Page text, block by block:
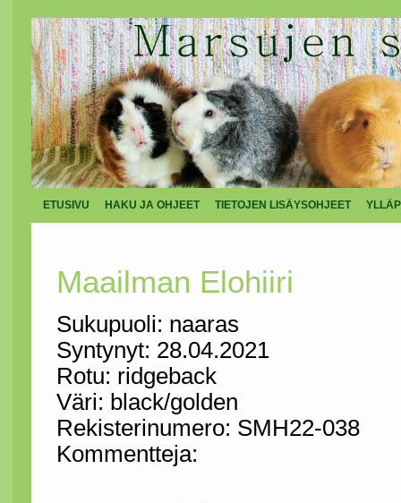
ETUSIVU HAKU JA OHJEET TIETOJEN LISÄYSOHJEET
Maailman Elohiiri
Sukupuoli: naaras
Syntynyt: 28.04.2021
Rotu: ridgeback
Väri: black/golden
Rekisterinumero: SMH22-038
Kommentteja: